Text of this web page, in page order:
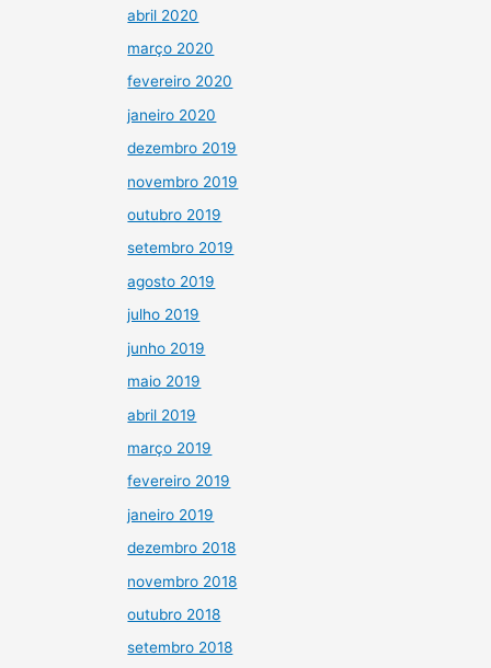
abril 2020
março 2020
fevereiro 2020
janeiro 2020
dezembro 2019
novembro 2019
outubro 2019
setembro 2019
agosto 2019
julho 2019
junho 2019
maio 2019
abril 2019
março 2019
fevereiro 2019
janeiro 2019
dezembro 2018
novembro 2018
outubro 2018
setembro 2018